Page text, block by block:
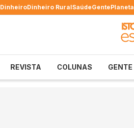
DinheiroDinheiro RuralSaúdeGentePlaneta
REVISTA COLUNAS GENTE